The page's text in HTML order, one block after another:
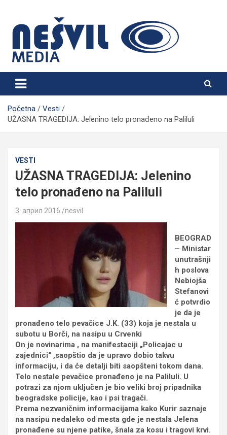
content
Nešvil Media Bogatić
Početna
Vesti
UŽASNA TRAGEDIJA: Jelenino telo pronađeno na Paliluli
VESTI
UŽASNA TRAGEDIJA: Jelenino
telo pronađeno na Paliluli
3. април 2016. nesvil
BEOGRAD
– Ministar
unutrašnji
h poslova
Nebiojša
Stefanovi
ć potvrdio
je da je
pronađeno telo pevačice J.K. (33) koja je nestala u
subotu u Borči, na nasipu u Crvenki
On je novinarima , na manifestaciji „Policajac u
zajednici“ ,saopštio da je upravo dobio takvu
informaciju, i da će detalji biti saopšteni tokom dana.
Telo nestale pevačice pronađeno je na Paliluli. U
potrazi za njom uključen je bio veliki broj pripadnika
beogradske policije, kao i psi tragači.
Prema nezvaničnim informacijama kako Kurir saznaje
na nasipu nedaleko od mesta gde je nestala Jelena
pronađene su njene patike, šnala za kosu i tragovi krvi.